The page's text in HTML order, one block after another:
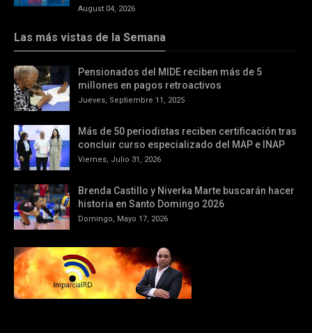
August 04, 2026
Las más vistas de la Semana
Pensionados del MIDE reciben más de 5
millones en pagos retroactivos
Jueves, Septiembre 11, 2025
Más de 50 periodistas reciben certificación tras
concluir curso especializado del MAP e INAP
Viernes, Julio 31, 2026
Brenda Castillo y Niverka Marte buscarán hacer
historia en Santo Domingo 2026
Domingo, Mayo 17, 2026